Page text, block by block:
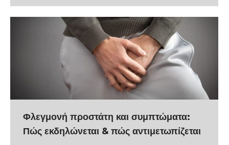
Φλεγμονή προστάτη και συμπτώματα:
Πώς εκδηλώνεται & πώς αντιμετωπίζεται